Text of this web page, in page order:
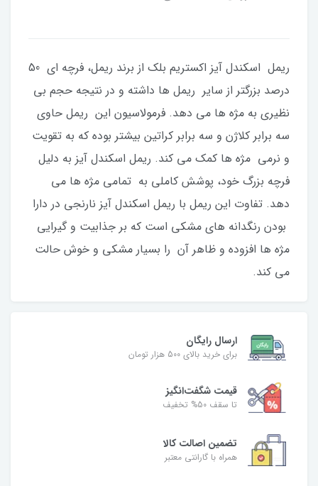
ریمل اسکندل آیز اکستریم بلک از برند ریمل، فرچه ای 50
درصد بزرگتر از سایر ریمل ها داشته و در نتیجه حجم بی
نظیری به مژه ها می دهد. فرمولاسیون این ریمل حاوی
سه برابر کلاژن و سه برابر کراتین بیشتر بوده که به تقویت
و نرمی مژه ها کمک می کند. ریمل اسکندل آیز به دلیل
فرچه بزرگ خود، پوشش کاملی به تمامی مژه ها می
دهد. تفاوت این ریمل با ریمل اسکندل آیز نارنجی در دارا
بودن رنگدانه های مشکی است که بر جذابیت و گیرایی
مژه ها افزوده و ظاهر آن را بسیار مشکی و خوش حالت
می کند.
ارسال رایگان
برای خرید بالای 500 هزار تومان
قیمت شگفت‌انگیز
تا سقف 50% تخفیف
تضمین اصالت کالا
همراه با گارانتی معتبر